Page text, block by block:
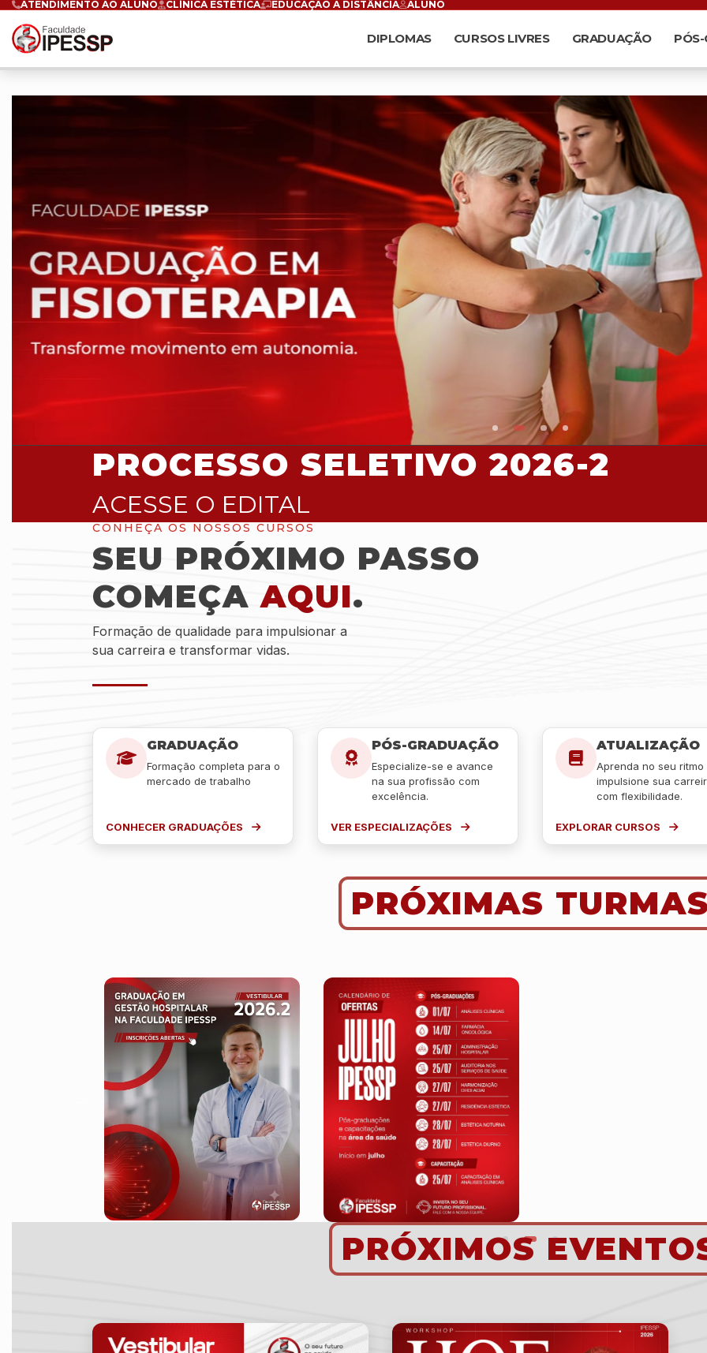
ATENDIMENTO AO ALUNO CLÍNICA ESTÉTICA EDUCAÇÃO A DISTÂNCIA ALUNO
DIPLOMAS CURSOS LIVRES GRADUAÇÃO
PROCESSO SELETIVO 2026-2
ACESSE O EDITAL
CONHEÇA OS NOSSOS CURSOS
SEU PRÓXIMO PASSO
COMEÇAAQUI.
Formação de qualidade para impulsionar a
sua carreira e transformar vidas.
GRADUAÇÃO
Formação completa para o
mercado de trabalho
CONHECER GRADUAÇÕES
PÓS-GRADUAÇÃO
Especialize-se e avance
na sua profissão com
excelência.
VER ESPECIALIZAÇÕES
ATUALIZAÇÃO
Aprenda no seu ritmo
impulsione sua
com flexibilidade.
EXPLORAR CURSOS
PRÓXIMAS
PRÓXIMOS